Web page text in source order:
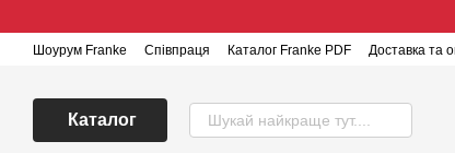
Шоурум Franke Співпраця Каталог Franke PDF Доставка та
Каталог